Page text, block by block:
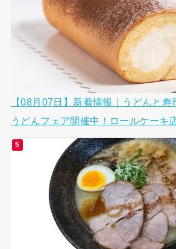
【08月07日】新着情報｜うどんと
うどんフェア開催中！ロールケーキ